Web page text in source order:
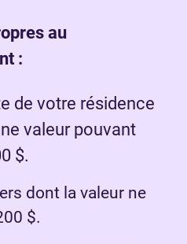
au
:
de votre résidence
valeur pouvant
$.
dont la valeur ne
$.